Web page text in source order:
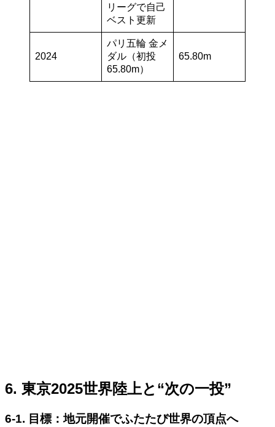
リーグで自己
ベスト更新
2024
パリ五輪 金メ
ダル（初投
65.80m）
65.80m
6. 東京2025世界陸上と“次の一投”
6-1. 目標：地元開催でふたたび世界の頂点へ